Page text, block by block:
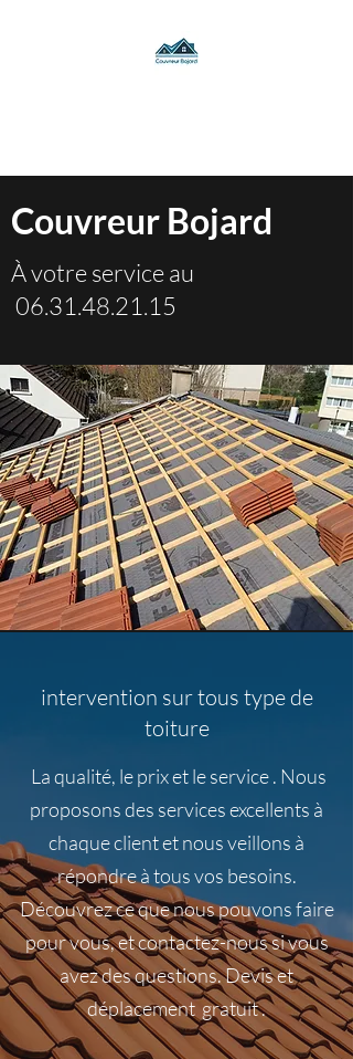
Couvreur Bojard
À votre service au
06.31.48.21.15
intervention sur tous type de
toiture
La qualité, le prix et le service . Nous
proposons des services excellents à
chaque client et nous veillons à
répondre à tous vos besoins.
Découvrez ce que nous pouvons faire
pour vous, et contactez-nous si vous
avez des questions. Devis et
déplacement gratuit .